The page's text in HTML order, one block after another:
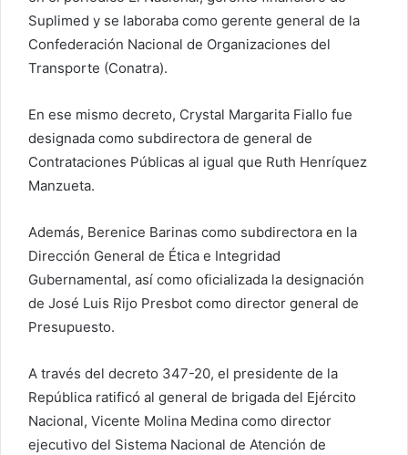
Suplimed y se laboraba como gerente general de la
Confederación Nacional de Organizaciones del
Transporte (Conatra).
En ese mismo decreto, Crystal Margarita Fiallo fue
designada como subdirectora de general de
Contrataciones Públicas al igual que Ruth Henríquez
Manzueta.
Además, Berenice Barinas como subdirectora en la
Dirección General de Ética e Integridad
Gubernamental, así como oficializada la designación
de José Luis Rijo Presbot como director general de
Presupuesto.
A través del decreto 347-20, el presidente de la
República ratificó al general de brigada del Ejército
Nacional, Vicente Molina Medina como director
ejecutivo del Sistema Nacional de Atención de